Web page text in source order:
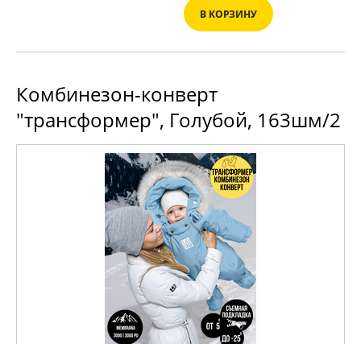
В КОРЗИНУ
Комбинезон-конверт
"трансформер", Голубой, 163шм/2